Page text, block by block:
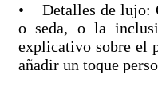
• Detalles de lujo:
o seda, o la
explicativo sobre el
añadir un toque